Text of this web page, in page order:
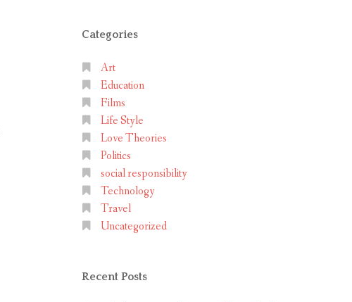
Categories
Art
Education
Films
Life Style
Love Theories
Politics
social responsibility
Technology
Travel
Uncategorized
Recent Posts